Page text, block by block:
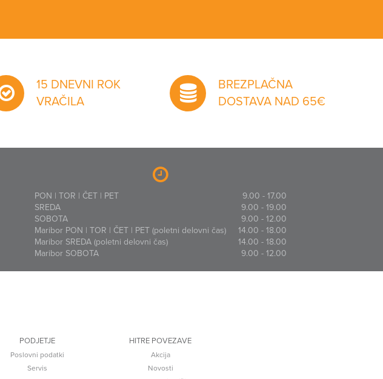
15 DNEVNI ROK
VRAČILA
BREZPLAČNA
DOSTAVA NAD 65€
PON | TOR | ČET | PET
9.00 - 17.00
SREDA
9.00 - 19.00
SOBOTA
9.00 - 12.00
Maribor PON | TOR | ČET | PET (poletni delovni čas)
14.00 - 18.00
Maribor SREDA (poletni delovni čas)
14.00 - 18.00
Maribor SOBOTA
9.00 - 12.00
PODJETJE
Poslovni podatki
Servis
HITRE POVEZAVE
Akcija
Novosti